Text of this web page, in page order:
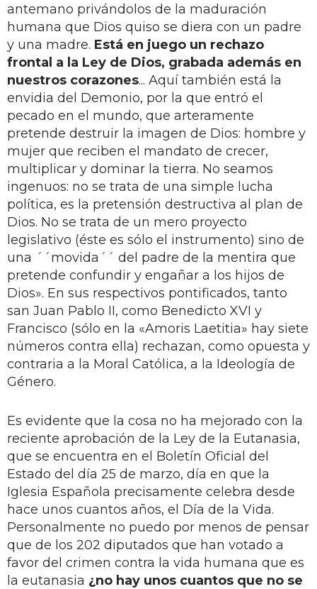
antemano privándolos de la maduración
humana que Dios quiso se diera con un padre
y una madre. Está en juego un rechazo
frontal a la Ley de Dios, grabada además en
nuestros corazones... Aquí también está la
envidia del Demonio, por la que entró el
pecado en el mundo, que arteramente
pretende destruir la imagen de Dios: hombre y
mujer que reciben el mandato de crecer,
multiplicar y dominar la tierra. No seamos
ingenuos: no se trata de una simple lucha
política, es la pretensión destructiva al plan de
Dios. No se trata de un mero proyecto
legislativo (éste es sólo el instrumento) sino de
una ´´movida´´ del padre de la mentira que
pretende confundir y engañar a los hijos de
Dios». En sus respectivos pontificados, tanto
san Juan Pablo II, como Benedicto XVI y
Francisco (sólo en la «Amoris Laetitia» hay siete
números contra ella) rechazan, como opuesta y
contraria a la Moral Católica, a la Ideología de
Género.
Es evidente que la cosa no ha mejorado con la
reciente aprobación de la Ley de la Eutanasia,
que se encuentra en el Boletín Oficial del
Estado del día 25 de marzo, día en que la
Iglesia Española precisamente celebra desde
hace unos cuantos años, el Día de la Vida.
Personalmente no puedo por menos de pensar
que de los 202 diputados que han votado a
favor del crimen contra la vida humana que es
la eutanasia ¿no hay unos cuantos que no se